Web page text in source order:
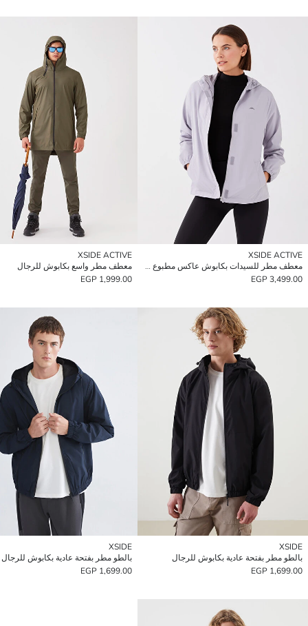
XSIDE ACTIVE
معطف مطر للسيدات بكابوش عاكس مطبوع كم طويل
3,499.00 EGP
XSIDE ACTIVE
معطف مطر واسع بكابوش للرجال
1,999.00 EGP
XSIDE
بالطو مطر بفتحة عادية بكابوش للرجال
1,699.00 EGP
XSIDE
بالطو مطر بفتحة عادية بكابوش للرجال
1,699.00 EGP